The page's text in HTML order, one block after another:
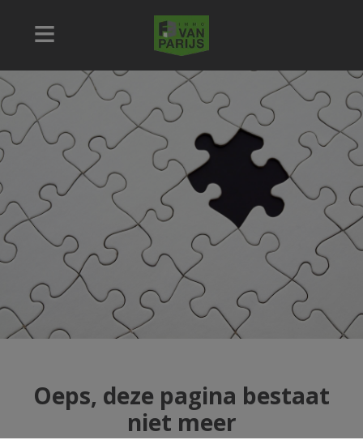
Oeps, deze pagina bestaat
niet meer